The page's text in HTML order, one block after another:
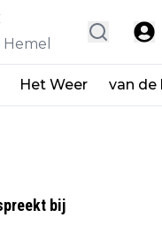
Het Weer van de
bij